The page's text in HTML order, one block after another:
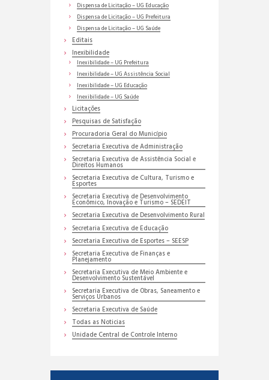
Dispensa de Licitação – UG Educação
Dispensa de Licitação – UG Prefeitura
Dispensa de Licitação – UG Saúde
Editais
Inexibilidade
Inexibilidade – UG Prefeitura
Inexibilidade – UG Assistência Social
Inexibilidade – UG Educação
Inexibilidade – UG Saúde
Licitações
Pesquisas de Satisfação
Procuradoria Geral do Município
Secretaria Executiva de Administração
Secretaria Executiva de Assistência Social e
Direitos Humanos
Secretaria Executiva de Cultura, Turismo e
Esportes
Secretaria Executiva de Desenvolvimento
Econômico, Inovação e Turismo – SEDEIT
Secretaria Executiva de Desenvolvimento Rural
Secretaria Executiva de Educação
Secretaria Executiva de Esportes – SEESP
Secretaria Executiva de Finanças e
Planejamento
Secretaria Executiva de Meio Ambiente e
Desenvolvimento Sustentável
Secretaria Executiva de Obras, Saneamento e
Serviços Urbanos
Secretaria Executiva de Saúde
Todas as Noticias
Unidade Central de Controle Interno